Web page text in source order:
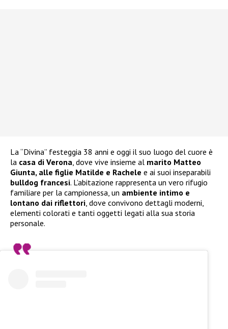
La “Divina” festeggia 38 anni e oggi il suo luogo del cuore è
la casa di Verona, dove vive insieme al marito Matteo
Giunta, alle figlie Matilde e Rachele e ai suoi inseparabili
bulldog francesi. L’abitazione rappresenta un vero rifugio
familiare per la campionessa, un ambiente intimo e
lontano dai riflettori, dove convivono dettagli moderni,
elementi colorati e tanti oggetti legati alla sua storia
personale.